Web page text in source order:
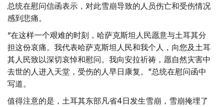
总统在慰问信函表示，对此雪崩导致的人员伤亡和受伤情况
感到悲痛。
“在这样一个艰难的时刻，哈萨克斯坦人民愿意与土耳其分
担这份哀痛。我代表哈萨克斯坦人民和我个人，向您及土耳
其人民致以深切哀悼和慰问。我向安拉祈祷，愿自然灾害中
去世的人进入天堂，受伤的人早日康复。”总统在慰问函中
写道。
值得注意的是，土耳其东部凡省4日发生雪崩，雪崩掩埋了